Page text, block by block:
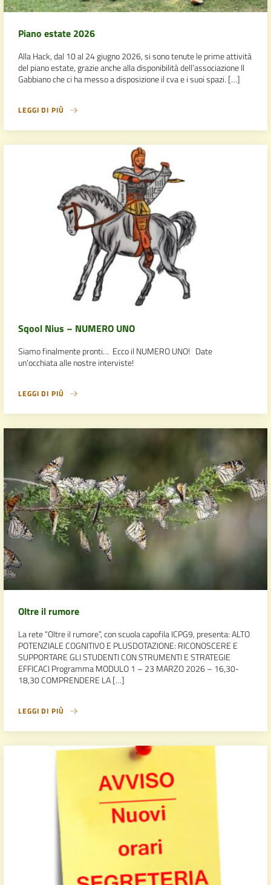
Piano estate 2026
Alla Hack, dal 10 al 24 giugno 2026, si sono tenute le prime attività
del piano estate, grazie anche alla disponibilità dell’associazione Il
Gabbiano che ci ha messo a disposizione il cva e i suoi spazi. […]
LEGGI DI PIÙ
Sqool Nius – NUMERO UNO
Siamo finalmente pronti… Ecco il NUMERO UNO! Date
un’occhiata alle nostre interviste!
LEGGI DI PIÙ
Oltre il rumore
La rete “Oltre il rumore”, con scuola capofila ICPG9, presenta: ALTO
POTENZIALE COGNITIVO E PLUSDOTAZIONE: RICONOSCERE E
SUPPORTARE GLI STUDENTI CON STRUMENTI E STRATEGIE
EFFICACI Programma MODULO 1 – 23 MARZO 2026 – 16,30-
18,30 COMPRENDERE LA […]
LEGGI DI PIÙ